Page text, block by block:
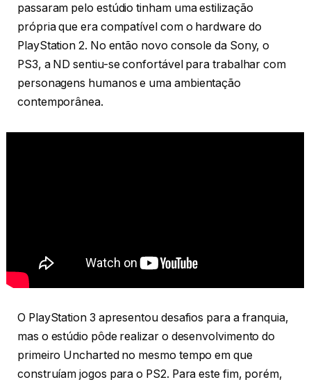
passaram pelo estúdio tinham uma estilização
própria que era compatível com o hardware do
PlayStation 2. No então novo console da Sony, o
PS3, a ND sentiu-se confortável para trabalhar com
personagens humanos e uma ambientação
contemporânea.
O PlayStation 3 apresentou desafios para a franquia,
mas o estúdio pôde realizar o desenvolvimento do
primeiro Uncharted no mesmo tempo em que
construíam jogos para o PS2. Para este fim, porém,